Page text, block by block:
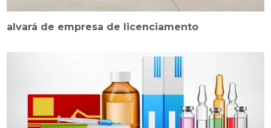
alvará de empresa de licenciamento